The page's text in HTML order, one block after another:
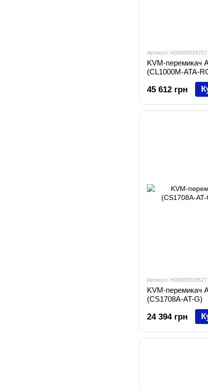
Артикул: H00000029707
KVM-перемикач
(CL1000M-ATA-
45 612 грн
Артикул: H00000029627
KVM-перемикач
(CS1708A-AT-G)
24 394 грн